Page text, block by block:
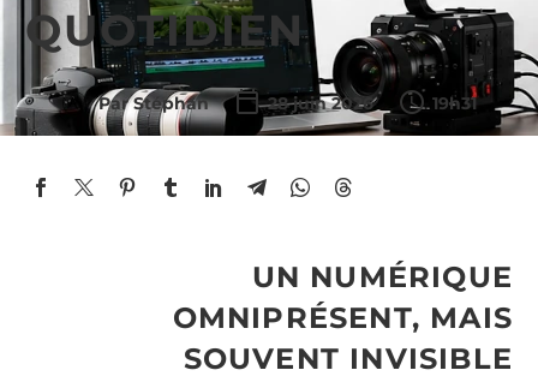
QUOTIDIEN
Par Stéphan 28 juin 2026 19h31
UN NUMÉRIQUE
OMNIPRÉSENT, MAIS
SOUVENT INVISIBLE